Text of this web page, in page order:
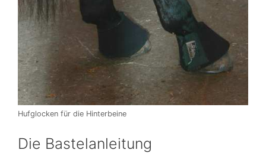
Hufglocken für die Hinterbeine
Die Bastelanleitung